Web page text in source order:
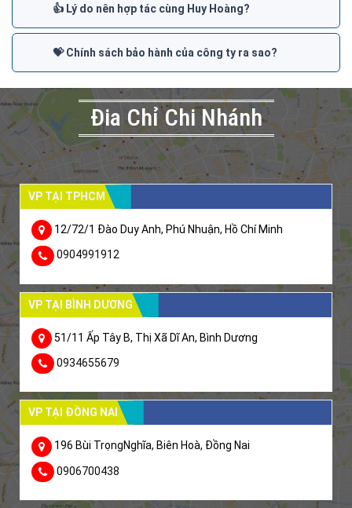
👍 Lý do nên hợp tác cùng Huy Hoàng?
💝 Chính sách bảo hành của công ty ra sao?
Đia Chỉ Chi Nhánh
VP TẠI TPHCM
12/72/1 Đào Duy Anh, Phú Nhuận, Hồ Chí Minh
0904991912
VP TẠI BÌNH DƯƠNG
51/11 Ấp Tây B, Thị Xã Dĩ An, Bình Dương
0934655679
VP TẠI ĐỒNG NAI
196 Bùi TrọngNghĩa, Biên Hoà, Đồng Nai
0906700438